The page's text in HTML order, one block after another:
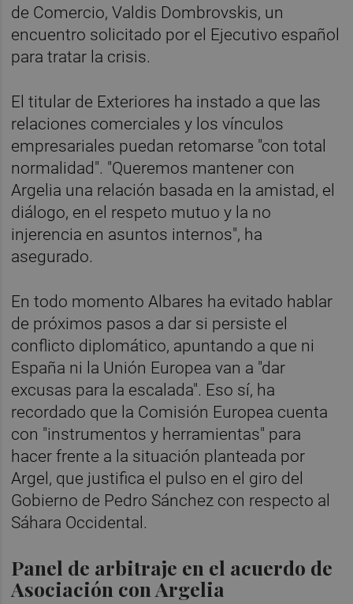
de Comercio, Valdis Dombrovskis, un
encuentro solicitado por el Ejecutivo español
para tratar la crisis.
El titular de Exteriores ha instado a que las
relaciones comerciales y los vínculos
empresariales puedan retomarse "con total
normalidad". "Queremos mantener con
Argelia una relación basada en la amistad, el
diálogo, en el respeto mutuo y la no
injerencia en asuntos internos", ha
asegurado.
En todo momento Albares ha evitado hablar
de próximos pasos a dar si persiste el
conflicto diplomático, apuntando a que ni
España ni la Unión Europea van a "dar
excusas para la escalada". Eso sí, ha
recordado que la Comisión Europea cuenta
con "instrumentos y herramientas" para
hacer frente a la situación planteada por
Argel, que justifica el pulso en el giro del
Gobierno de Pedro Sánchez con respecto al
Sáhara Occidental.
Panel de arbitraje en el acuerdo de
Asociación con Argelia